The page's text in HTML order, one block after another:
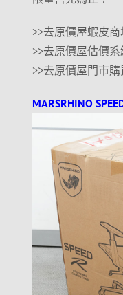
>>去原價屋蝦皮
>>去原價屋估價
>>去原價屋門市購
MARSRHINO